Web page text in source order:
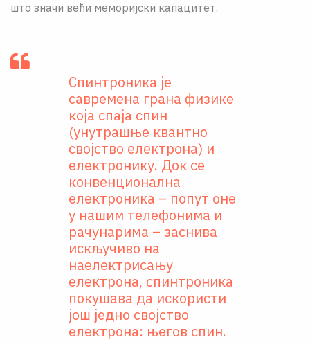
што значи већи меморијски капацитет.
Спинтроника је
савремена грана физике
која спаја спин
(унутрашње квантно
својство електрона) и
електронику. Док се
конвенционална
електроника – попут оне
у нашим телефонима и
рачунарима – заснива
искључиво на
наелектрисању
електрона, спинтроника
покушава да искористи
још једно својство
електрона: његов спин.